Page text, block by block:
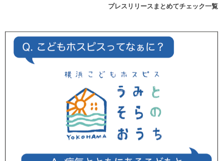
プレスリリースまとめてチェック一覧